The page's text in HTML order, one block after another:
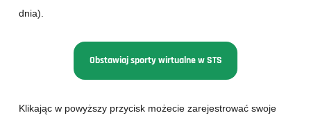
dnia).
Obstawiaj sporty wirtualne w STS
Klikając w powyższy przycisk możecie zarejestrować swoje